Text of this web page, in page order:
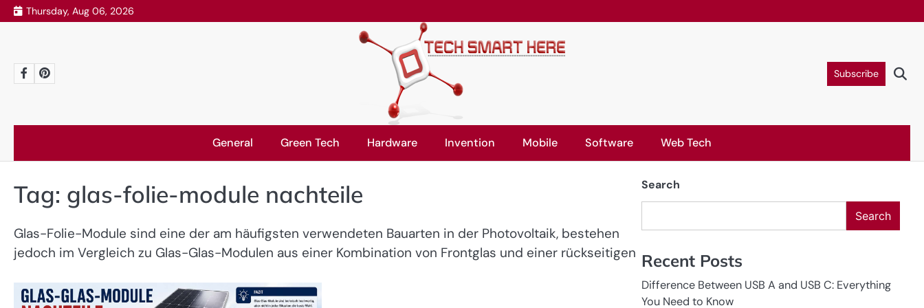
Skip
to
Thursday, Aug 06, 2026
FacebookPinterest Subscribe
General Green Tech Hardware Invention Mobile Software Web Tech
Tag: glas-folie-module nachteile
Glas-Folie-Module sind eine der am häufigsten verwendeten Bauarten in der Photovoltaik, bestehen
jedoch im Vergleich zu Glas-Glas-Modulen aus einer Kombination von Frontglas und einer rückseitigen
Search
Search
Recent Posts
Difference Between USB A and USB C: Everything
You Need to Know